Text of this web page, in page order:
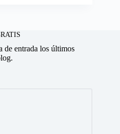
de entrada los últimos